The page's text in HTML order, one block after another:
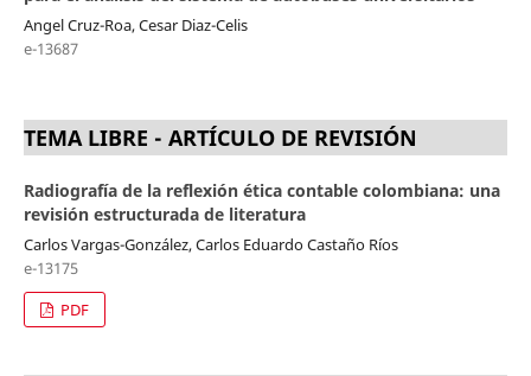
Angel Cruz-Roa, Cesar Diaz-Celis
e-13687
TEMA LIBRE - ARTÍCULO DE REVISIÓN
Radiografía de la reflexión ética contable colombiana: una
revisión estructurada de literatura
Carlos Vargas-González, Carlos Eduardo Castaño Ríos
e-13175
PDF